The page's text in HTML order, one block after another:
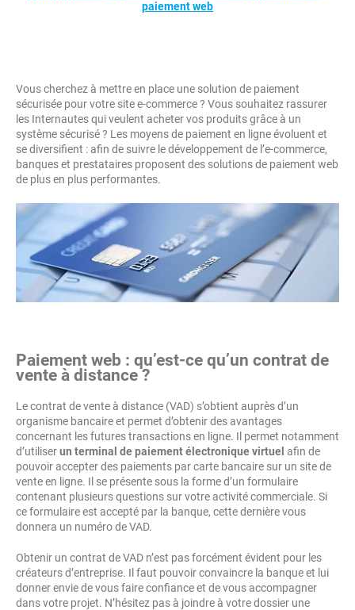
paiement web
Vous cherchez à mettre en place une solution de paiement
sécurisée pour votre site e-commerce ? Vous souhaitez rassurer
les Internautes qui veulent acheter vos produits grâce à un
système sécurisé ? Les moyens de paiement en ligne évoluent et
se diversifient : afin de suivre le développement de l’e-commerce,
banques et prestataires proposent des solutions de paiement web
de plus en plus performantes.
Paiement web : qu’est-ce qu’un contrat de
vente à distance ?
Le contrat de vente à distance (VAD) s’obtient auprès d’un
organisme bancaire et permet d’obtenir des avantages
concernant les futures transactions en ligne. Il permet notamment
d’utiliserun terminal de paiement électronique virtuel afin de
pouvoir accepter des paiements par carte bancaire sur un site de
vente en ligne. Il se présente sous la forme d’un formulaire
contenant plusieurs questions sur votre activité commerciale. Si
ce formulaire est accepté par la banque, cette dernière vous
donnera un numéro de VAD.
Obtenir un contrat de VAD n’est pas forcément évident pour les
créateurs d’entreprise. Il faut pouvoir convaincre la banque et lui
donner envie de vous faire confiance et de vous accompagner
dans votre projet. N’hésitez pas à joindre à votre dossier une